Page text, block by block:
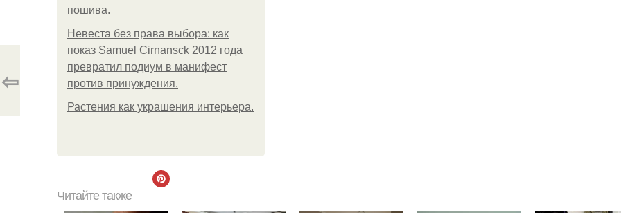
пошива.
Невеста без права выбора: как
показ Samuel Cirnansck 2012 года
превратил подиум в манифест
против принуждения.
Растения как украшения интерьера.
⇦
Читайте также